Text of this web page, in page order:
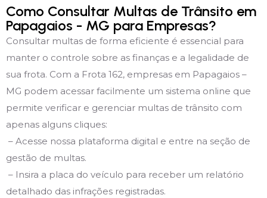
Como Consultar Multas de Trânsito em
Papagaios - MG para Empresas?
Consultar multas de forma eficiente é essencial para
manter o controle sobre as finanças e a legalidade de
sua frota. Com a Frota 162, empresas em Papagaios –
MG podem acessar facilmente um sistema online que
permite verificar e gerenciar multas de trânsito com
apenas alguns cliques:
– Acesse nossa plataforma digital e entre na seção de
gestão de multas.
– Insira a placa do veículo para receber um relatório
detalhado das infrações registradas.